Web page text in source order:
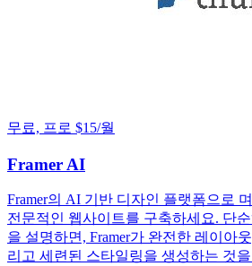
무료, 프로 $15/월
Framer AI
Framer의 AI 기반 디자인 플랫폼으로
전문적인 웹사이트를 구축하세요. 단
을 설명하면, Framer가 완전한 레이아
리고 세련된 스타일링을 생성하는 것